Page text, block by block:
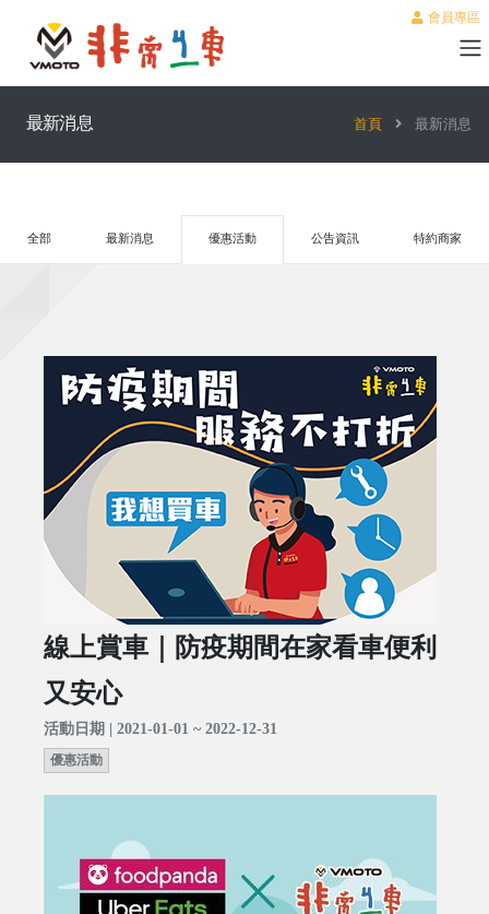
會員專區
最新消息 首頁 最新消息
全部 最新消息 優惠活動 公告資訊 特約商家
線上賞車｜防疫期間在家看車便利
又安心
活動日期 | 2021-01-01 ~ 2022-12-31
優惠活動